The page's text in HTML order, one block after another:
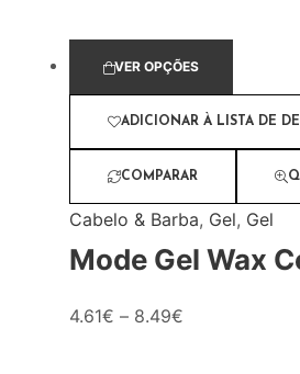
VER OPÇÕES
ADICIONAR À LISTA DE
COMPARAR
Cabelo & Barba, Gel, Gel
Mode Gel Wax
4.61€ – 8.49€